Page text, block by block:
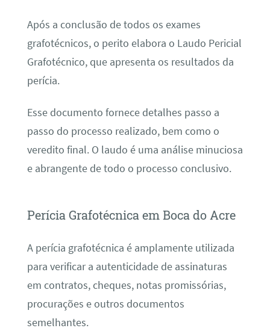
Após a conclusão de todos os exames
grafotécnicos, o perito elabora o Laudo Pericial
Grafotécnico, que apresenta os resultados da
perícia.
Esse documento fornece detalhes passo a
passo do processo realizado, bem como o
veredito final. O laudo é uma análise minuciosa
e abrangente de todo o processo conclusivo.
Perícia Grafotécnica em Boca do Acre
A perícia grafotécnica é amplamente utilizada
para verificar a autenticidade de assinaturas
em contratos, cheques, notas promissórias,
procurações e outros documentos
semelhantes.